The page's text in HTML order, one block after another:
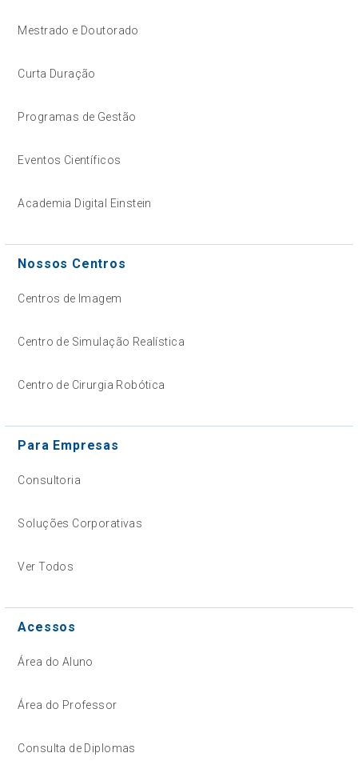
Mestrado e Doutorado
Curta Duração
Programas de Gestão
Eventos Científicos
Academia Digital Einstein
Nossos Centros
Centros de Imagem
Centro de Simulação Realística
Centro de Cirurgia Robótica
Para Empresas
Consultoria
Soluções Corporativas
Ver Todos
Acessos
Área do Aluno
Área do Professor
Consulta de Diplomas